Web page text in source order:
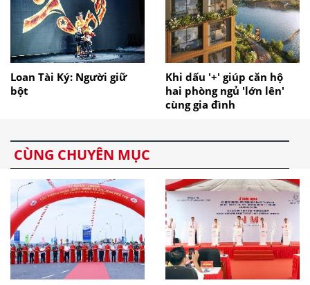
Loan Tài Ký: Người giữ
bột
Khi dấu '+' giúp căn hộ
hai phòng ngủ 'lớn lên'
cùng gia đình
CÙNG CHUYÊN MỤC